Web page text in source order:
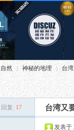
自然
›
神秘的地理
›
台
回复: 17 台湾又
发表于